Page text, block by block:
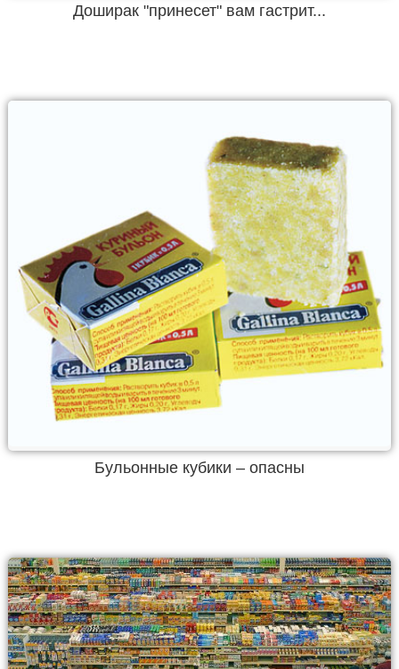
Доширак "принесет" вам гастрит...
Бульонные кубики – опасны